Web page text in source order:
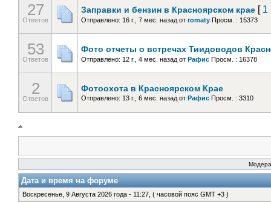
27
Ответов
Заправки и бензин в Красноярском крае [ 1
Отправлено: 16 г., 7 мес. назад от romaty Просм. : 15373
53
Ответов
Фото отчеты о встречах Тиидоводов
Отправлено: 12 г., 4 мес. назад от Рафис Просм. : 16378
2
Ответов
Фотоохота в Красноярском Крае
Отправлено: 13 г., 6 мес. назад от Рафис Просм. : 3310
Дата и время на форуме
Воскресенье, 9 Августа 2026 года - 11:27, ( часовой пояс GMT +3 )